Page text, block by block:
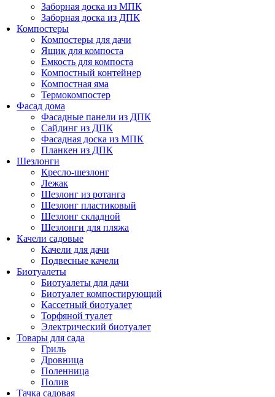
Заборная доска из МПК
Заборная доска из ДПК
Компостеры
Компостеры для дачи
Ящик для компоста
Емкость для компоста
Компостный контейнер
Компостная яма
Термокомпостер
Фасад дома
Фасадные панели из ДПК
Сайдинг из ДПК
Фасадная доска из МПК
Планкен из ДПК
Шезлонги
Кресло-шезлонг
Лежак
Шезлонг из ротанга
Шезлонг пластиковый
Шезлонг складной
Шезлонги для пляжа
Качели садовые
Качели для дачи
Подвесные качели
Биотуалеты
Биотуалеты для дачи
Биотуалет компостирующий
Кассетный биотуалет
Торфяной туалет
Электрический биотуалет
Товары для сада
Гриль
Дровница
Поленница
Полив
Тачка садовая